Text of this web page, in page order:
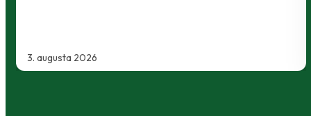
2. augusta 2026